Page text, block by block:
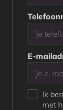
E-
Ik
met